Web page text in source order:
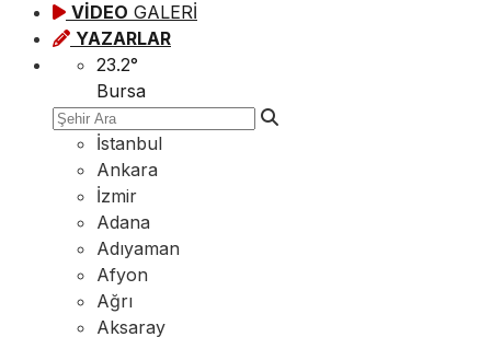
VİDEO GALERİ
YAZARLAR
23.2°
Bursa
İstanbul
Ankara
İzmir
Adana
Adıyaman
Afyon
Ağrı
Aksaray